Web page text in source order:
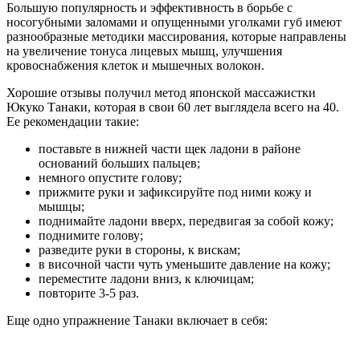
Большую популярность и эффективность в борьбе с
носогубными заломами и опущенными уголками губ имеют
разнообразные методики массирования, которые направлены
на увеличение тонуса лицевых мышц, улучшения
кровоснабжения клеток и мышечных волокон.
Хорошие отзывы получил метод японской массажистки
Юкуко Танаки, которая в свои 60 лет выглядела всего на 40.
Ее рекомендации такие:
поставьте в нижней части щек ладони в районе
оснований больших пальцев;
немного опустите голову;
прижмите руки и зафиксируйте под ними кожу и
мышцы;
поднимайте ладони вверх, передвигая за собой кожу;
поднимите голову;
разведите руки в стороны, к вискам;
в височной части чуть уменьшите давление на кожу;
переместите ладони вниз, к ключицам;
повторите 3-5 раз.
Еще одно упражнение Танаки включает в себя: